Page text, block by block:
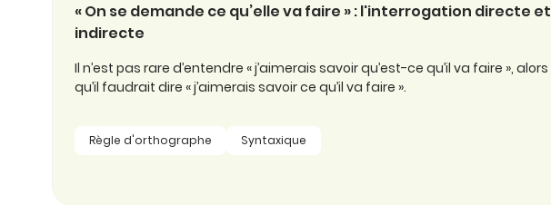
« On se demande ce qu’elle va faire » : l'interrogation directe et
indirecte
Il n’est pas rare d’entendre « j’aimerais savoir qu’est-ce qu’il va faire », alors
qu’il faudrait dire « j’aimerais savoir ce qu’il va faire ».
Règle d'orthographe Syntaxique